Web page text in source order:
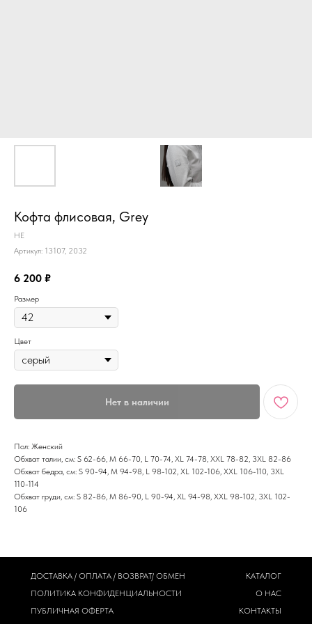
Кофта флисовая, Grey
HE
Артикул: 13107, 2032
6 200 ₽
Размер
Цвет
Нет в наличии
Пол: Женский
Обхват талии, см: S 62-66, M 66-70, L 70-74, XL 74-78, XXL 78-82, 3XL 82-86
Обхват бедра, см: S 90-94, M 94-98, L 98-102, XL 102-106, XXL 106-110, 3XL
110-114
Обхват груди, см: S 82-86, M 86-90, L 90-94, XL 94-98, XXL 98-102, 3XL 102-
106
ДОСТАВКА / ОПЛАТА / ВОЗВРАТ/ ОБМЕН
ПОЛИТИКА КОНФИДЕНЦИАЛЬНОСТИ
ПУБЛИЧНАЯ ОФЕРТА
КАТАЛОГ
О НАС
КОНТАКТЫ